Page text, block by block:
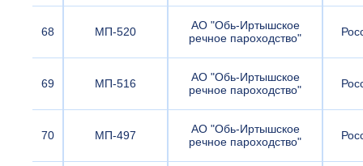
68 МП-520
АО "Обь-Иртышское
речное пароходство"
69 МП-516
АО "Обь-Иртышское
речное пароходство"
70 МП-497
АО "Обь-Иртышское
речное пароходство"